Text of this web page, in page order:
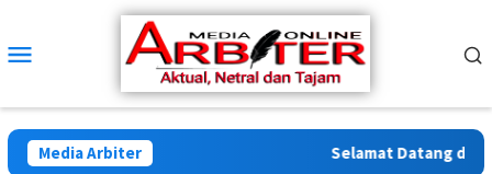
konten
Mobile
Media Arbiter Selamat Datang di